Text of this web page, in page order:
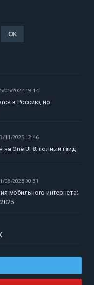
05/2022 19:14
в Россию, но
11/2025 12:46
на One UI 8: полный гайд
08/2025 00:31
мобильного интернета: